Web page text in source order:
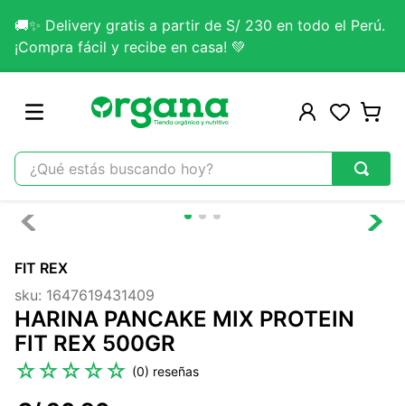
🚚✨ Delivery gratis a partir de S/ 230 en todo el Perú.
¡Compra fácil y recibe en casa! 💚
¿Qué estás buscando hoy?
TÉRMINOS MÁS BUSCADOS
2 .
citrato magnesio
3.
colageno
4.
kefir
5 .
glicinato magnesio
FIT REX
sku: 1647619431409
HARINA PANCAKE MIX PROTEIN
FIT REX 500GR
☆☆☆☆☆ (0)